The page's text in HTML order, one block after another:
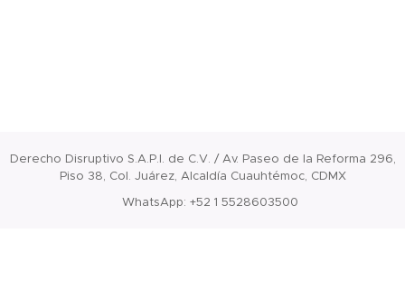
Derecho Disruptivo S.A.P.I. de C.V. / Av. Paseo de la Reforma 296,
Piso 38, Col. Juárez, Alcaldía Cuauhtémoc, CDMX
WhatsApp: +52 1 5528603500